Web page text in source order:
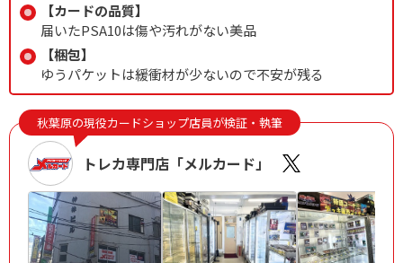
【カードの品質】
届いたPSA10は傷や汚れがない美品
【梱包】
ゆうパケットは緩衝材が少ないので不安が残る
秋葉原の現役カードショップ店員が検証・執筆
トレカ専門店「メルカード」